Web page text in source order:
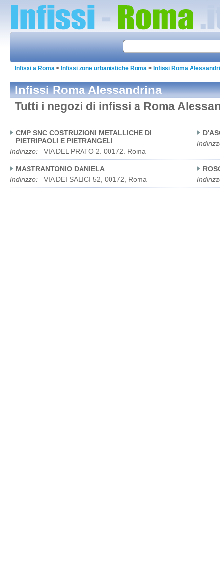
Infissi a Roma > Infissi zone urbanistiche Roma > Infissi Roma
Infissi Roma Alessandrina
Tutti i negozi di infissi a Roma
CMP SNC COSTRUZIONI METALLICHE DI
PIETRIPAOLI E PIETRANGELI
Indirizzo:
VIA DEL PRATO 2, 00172, Roma
MASTRANTONIO DANIELA
Indirizzo:
VIA DEI SALICI 52, 00172, Roma